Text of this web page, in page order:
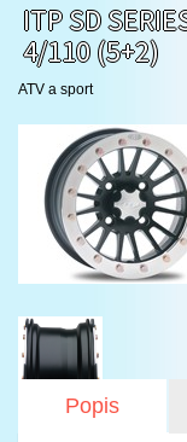
ITP SD
4/110 (5+2)
ATV a sport
Popis